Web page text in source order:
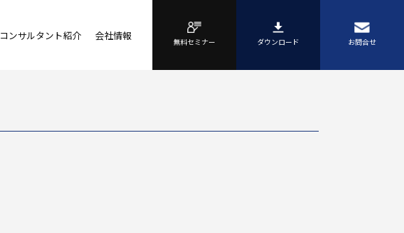
コンサルタント紹介 会社情報 無料セミナー ダウンロード お問合せ